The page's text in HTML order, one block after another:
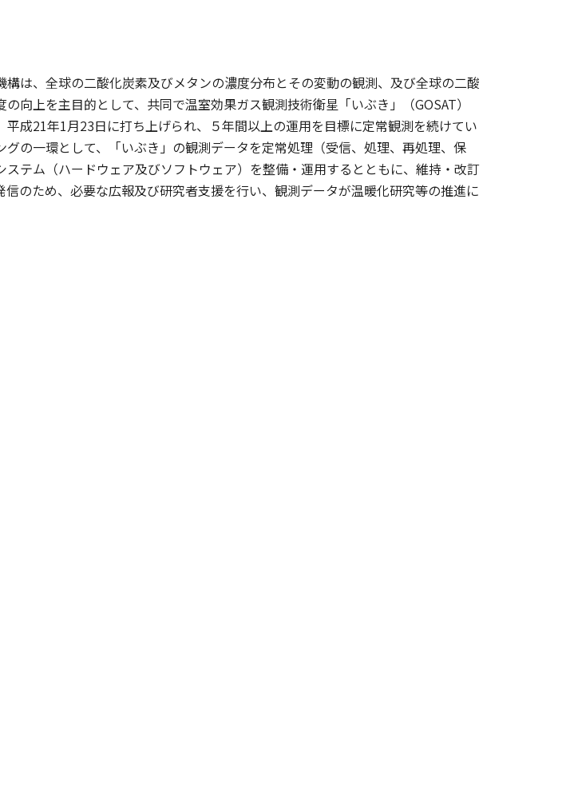
は、全球の二酸化炭素及びメタンの濃度分布とその変動の観測、及び全球の二酸
向上を主目的として、共同で温室効果ガス観測技術衛星「いぶき」（GOSAT）
成21年1月23日に打ち上げられ、５年間以上の運用を目標に定常観測を続けてい
の一環として、「いぶき」の観測データを定常処理（受信、処理、再処理、保
テム（ハードウェア及びソフトウェア）を整備・運用するとともに、維持・改訂
のため、必要な広報及び研究者支援を行い、観測データが温暖化研究等の推進に